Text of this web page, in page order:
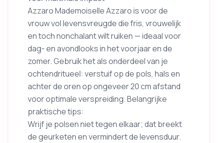
Azzaro Mademoiselle Azzaro is voor de
vrouw vol levensvreugde die fris, vrouwelijk
en toch nonchalant wilt ruiken — ideaal voor
dag- en avondlooks in het voorjaar en de
zomer. Gebruik het als onderdeel van je
ochtendritueel: verstuif op de pols, hals en
achter de oren op ongeveer 20 cm afstand
voor optimale verspreiding. Belangrijke
praktische tips:
Wrijf je polsen niet tegen elkaar; dat breekt
de geurketen en vermindert de levensduur.